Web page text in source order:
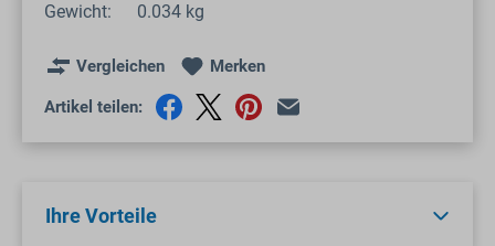
Gewicht:
0.034 kg
Vergleichen Merken
Artikel teilen:
Ihre Vorteile